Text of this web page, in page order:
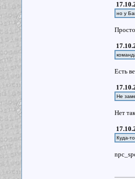
но у
Есть
Не
Нет
Куда-